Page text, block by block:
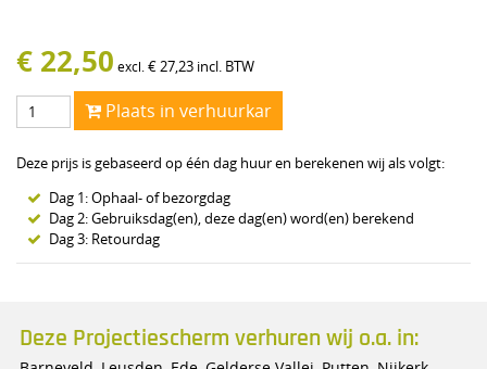
€ 22,50 excl. € 27,23 incl. BTW
Plaats in verhuurkar
Deze prijs is gebaseerd op één dag huur en berekenen wij als volgt:
Dag 1: Ophaal- of bezorgdag
Dag 2: Gebruiksdag(en), deze dag(en) word(en) berekend
Dag 3: Retourdag
Deze Projectiescherm verhuren wij o.a. in: